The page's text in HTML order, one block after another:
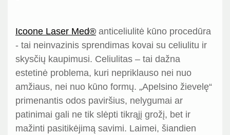
Icoone Laser Med® anticeliulitė kūno procedūra
- tai neinvazinis sprendimas kovai su celiulitu ir
skysčių kaupimusi. Celiulitas – tai dažna
estetinė problema, kuri nepriklauso nei nuo
amžiaus, nei nuo kūno formų. „Apelsino žievelę“
primenantis odos paviršius, nelygumai ar
patinimai gali ne tik slėpti tikrąjį grožį, bet ir
mažinti pasitikėjimą savimi. Laimei, šiandien